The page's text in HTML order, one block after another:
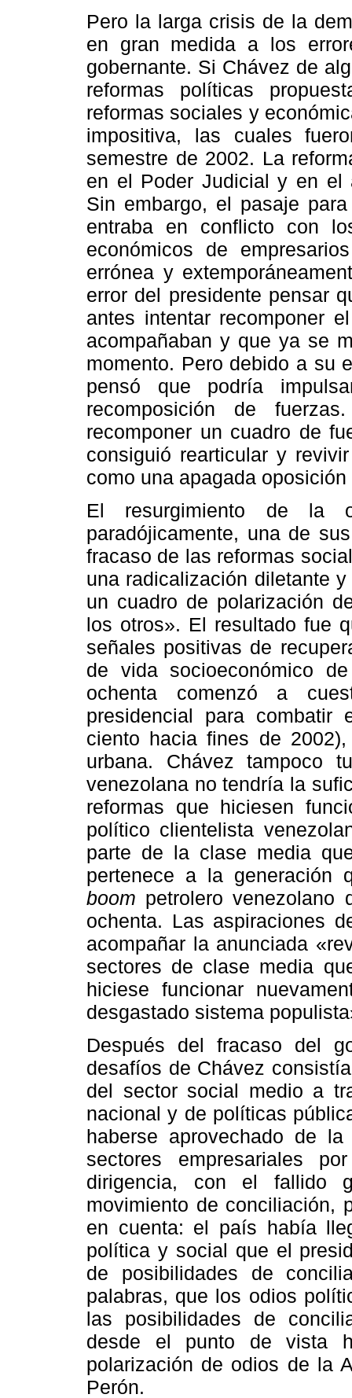
Pero la larga crisis de la
en gran medida a los
gobernante. Si Chávez de
reformas políticas
reformas sociales y
impositiva, las cuales
semestre de 2002. La
en el Poder Judicial y en el
Sin embargo, el pasaje
entraba en conflicto con
económicos de
errónea y
error del presidente pensar
antes intentar recomponer
acompañaban y que ya se
momento. Pero debido a su
pensó que podría
recomposición de
recomponer un cuadro de
consiguió rearticular y
como una apagada
El resurgimiento de la
paradójicamente, una de
fracaso de las reformas
una radicalización diletante
un cuadro de polarización
los otros». El resultado fue
señales positivas de
de vida socioeconómico
ochenta comenzó a
presidencial para combatir
ciento hacia fines de
urbana. Chávez tampoco
venezolana no tendría la
reformas que hiciesen
político clientelista
parte de la clase media
pertenece a la generación
boom petrolero
ochenta. Las aspiraciones
acompañar la anunciada
sectores de clase media
hiciese funcionar
desgastado sistema
Después del fracaso del
desafíos de Chávez
del sector social medio a
nacional y de políticas
haberse aprovechado de
sectores empresariales
dirigencia, con el fallido
movimiento de conciliación,
en cuenta: el país había
política y social que el
de posibilidades de
palabras, que los odios
las posibilidades de
desde el punto de vista
polarización de odios de la
Perón.